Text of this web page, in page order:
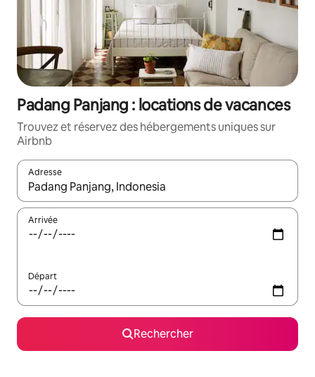
Padang Panjang : locations de vacances
Trouvez et réservez des hébergements uniques sur
Airbnb
Adresse
Lorsque les résultats s'affichent, utilisez les flèches vers le
Arrivée
Départ
Rechercher